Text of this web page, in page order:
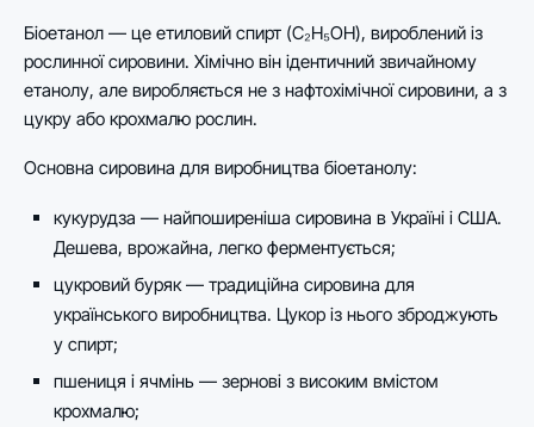
Біоетанол — це етиловий спирт (C₂H₅OH), вироблений із
рослинної сировини. Хімічно він ідентичний звичайному
етанолу, але виробляється не з нафтохімічної сировини, а з
цукру або крохмалю рослин.
Основна сировина для виробництва біоетанолу:
кукурудза — найпоширеніша сировина в Україні і США.
Дешева, врожайна, легко ферментується;
цукровий буряк — традиційна сировина для
українського виробництва. Цукор із нього зброджують
у спирт;
пшениця і ячмінь — зернові з високим вмістом
крохмалю;